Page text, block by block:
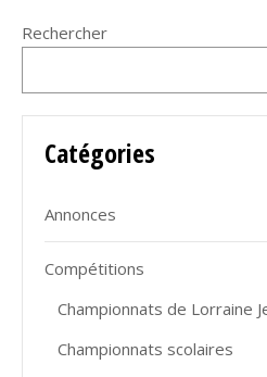
Rechercher
Catégories
Annonces
Compétitions
Championnats de Lorraine
Championnats scolaires